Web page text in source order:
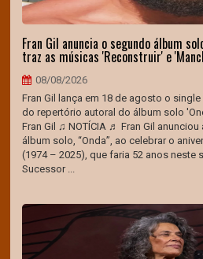
Fran Gil anuncia o segundo álbum
traz as músicas 'Reconstruir' e
08/08/2026
Fran Gil lança em 18 de agosto o
do repertório autoral do álbum solo
Fran Gil ♫ NOTÍCIA ♬ Fran Gil
álbum solo, “Onda”, ao celebrar o
(1974 – 2025), que faria 52 anos neste
Sucessor ...